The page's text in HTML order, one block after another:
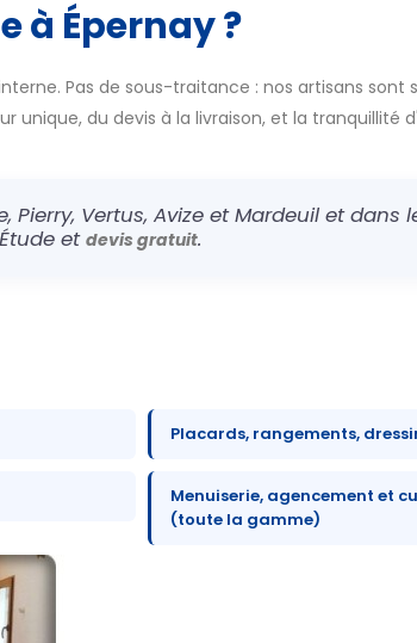
à Épernay ?
Pas de sous-traitance : nos artisans
unique, du devis à la livraison, et la
Vertus, Avize et Mardeuil et
etdevis gratuit.
Placards, rangements,
Menuiserie, agencement et
(toute la gamme)